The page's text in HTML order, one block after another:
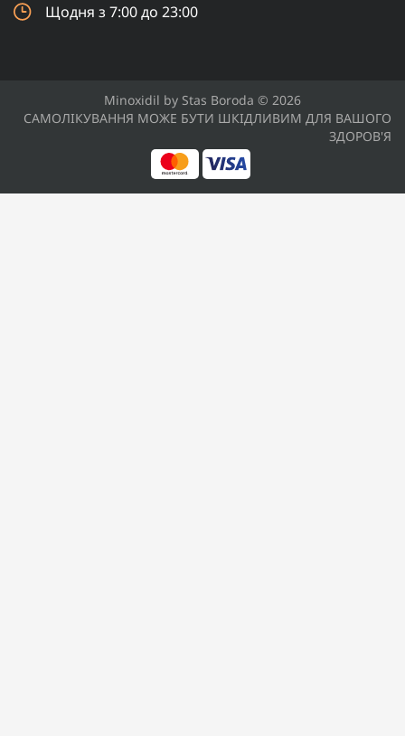
Щодня з 7:00 до 23:00
Minoxidil by Stas Boroda © 2026
САМОЛІКУВАННЯ МОЖЕ БУТИ ШКІДЛИВИМ ДЛЯ ВАШОГО
ЗДОРОВ'Я